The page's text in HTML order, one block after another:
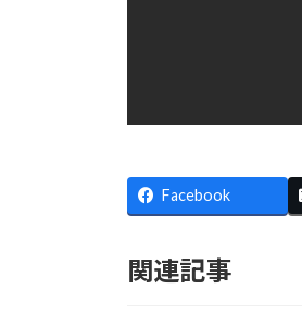
Facebook
関連記事